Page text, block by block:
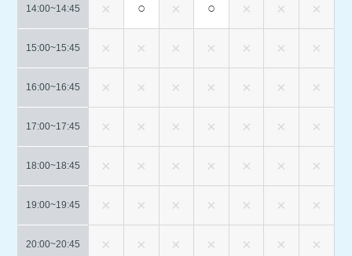
14:00~14:45
15:00~15:45
16:00~16:45
17:00~17:45
18:00~18:45
19:00~19:45
20:00~20:45
○ ○